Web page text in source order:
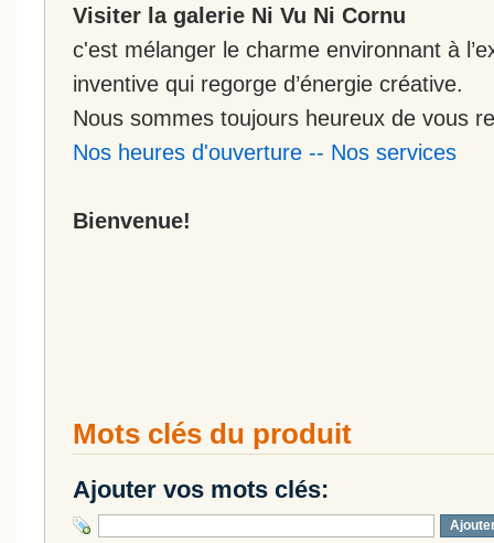
Visiter la galerie Ni Vu Ni Cornu
c'est mélanger le charme environnant à
inventive qui regorge d’énergie créative.
Nous sommes toujours heureux de vous
Nos heures d'ouverture -- Nos services
Bienvenue!
Mots clés du produit
Ajouter vos mots clés: